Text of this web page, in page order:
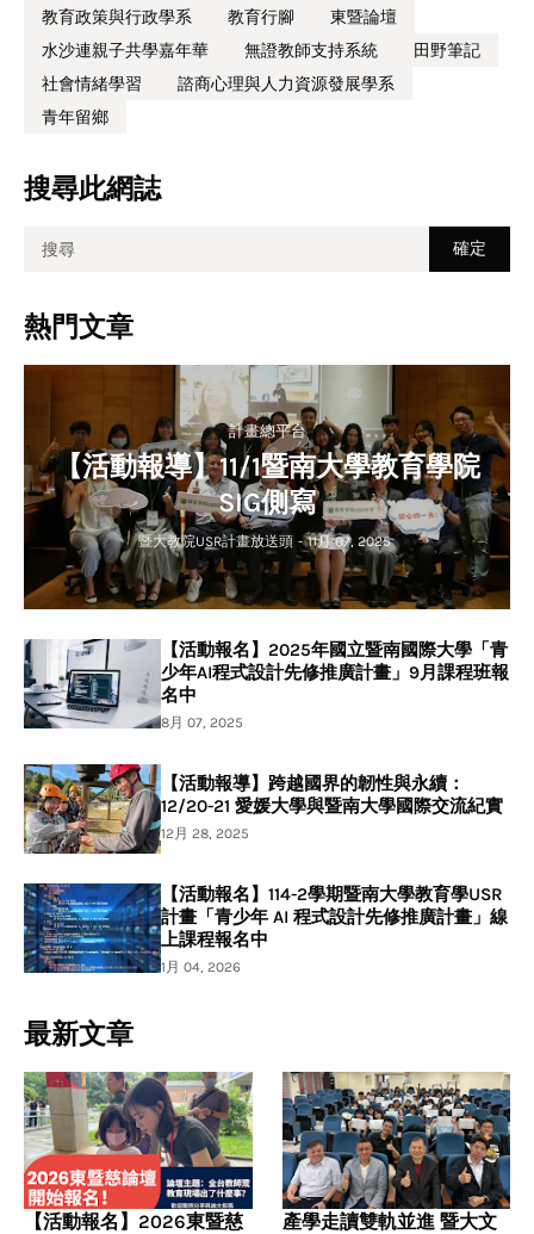
教育政策與行政學系
教育行腳
東暨論壇
水沙連親子共學嘉年華
無證教師支持系統
田野筆記
社會情緒學習
諮商心理與人力資源發展學系
青年留鄉
搜尋此網誌
熱門文章
計畫總平台
【活動報導】11/1暨南大學教育學院
SIG側寫
暨大教院USR計畫放送頭 - 11月 07, 2025
【活動報名】2025年國立暨南國際大學「青
少年AI程式設計先修推廣計畫」9月課程班報
名中
8月 07, 2025
【活動報導】跨越國界的韌性與永續：
12/20-21 愛媛大學與暨南大學國際交流紀實
12月 28, 2025
【活動報名】114-2學期暨南大學教育學USR
計畫「青少年 AI 程式設計先修推廣計畫」線
上課程報名中
1月 04, 2026
最新文章
【活動報名】2026東暨慈
產學走讀雙軌並進 暨大文